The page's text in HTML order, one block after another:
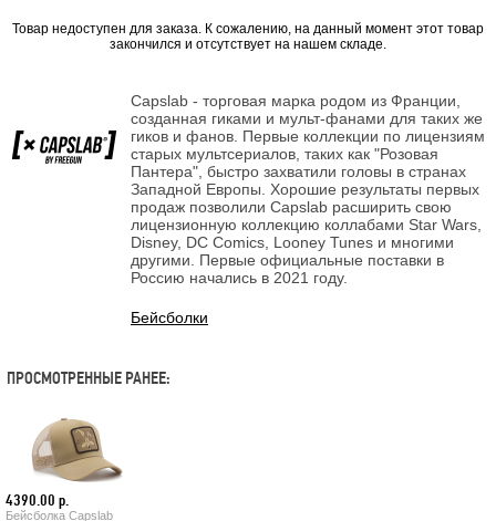
Товар недоступен для заказа. К сожалению, на данный момент этот товар
закончился и отсутствует на нашем складе.
Capslab - торговая марка родом из Франции,
созданная гиками и мульт-фанами для таких же
гиков и фанов. Первые коллекции по лицензиям
старых мультсериалов, таких как "Розовая
Пантера", быстро захватили головы в странах
Западной Европы. Хорошие результаты первых
продаж позволили Capslab расширить свою
лицензионную коллекцию коллабами Star Wars,
Disney, DC Comics, Looney Tunes и многими
другими. Первые официальные поставки в
Россию начались в 2021 году.
Бейсболки
ПРОСМОТРЕННЫЕ РАНЕЕ:
4390.00 р.
Бейсболка Capslab